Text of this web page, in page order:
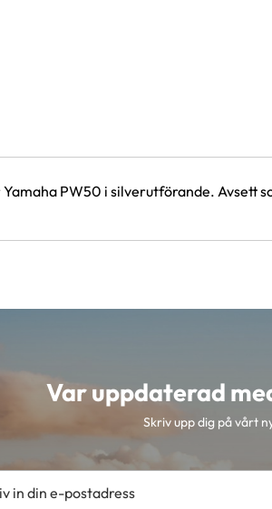
PW50 i silverutförande.
Var uppdaterad
Skriv upp dig på vårt